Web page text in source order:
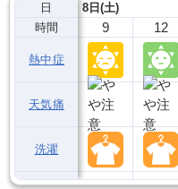
日
時間
熱中症
天気痛
洗濯
8日(土)
9 12